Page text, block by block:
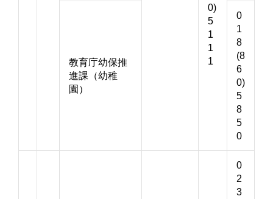
0)
5
1
1
1
教育庁幼保推
進課（幼稚
園）
0
1
8
(8
6
0)
5
8
5
0
0
2
3